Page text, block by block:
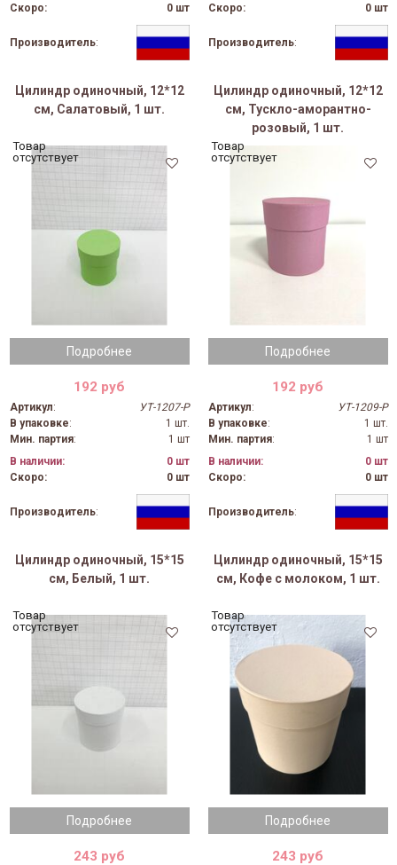
Скоро:
0 шт
Производитель:
Скоро:
0 шт
Производитель:
Цилиндр одиночный, 12*12
см, Салатовый, 1 шт.
Подробнее
Товар
отсутствует
192 руб
Артикул:
УТ-1207-Р
В упаковке:
1 шт.
Мин. партия:
1 шт
В наличии:
0 шт
Скоро:
0 шт
Производитель:
Цилиндр одиночный, 12*12
см, Тускло-аморантно-
розовый, 1 шт.
Подробнее
Товар
отсутствует
192 руб
Артикул:
УТ-1209-Р
В упаковке:
1 шт.
Мин. партия:
1 шт
В наличии:
0 шт
Скоро:
0 шт
Производитель:
Цилиндр одиночный, 15*15
см, Белый, 1 шт.
Подробнее
Товар
отсутствует
243 руб
Цилиндр одиночный, 15*15
см, Кофе с молоком, 1 шт.
Подробнее
Товар
отсутствует
243 руб